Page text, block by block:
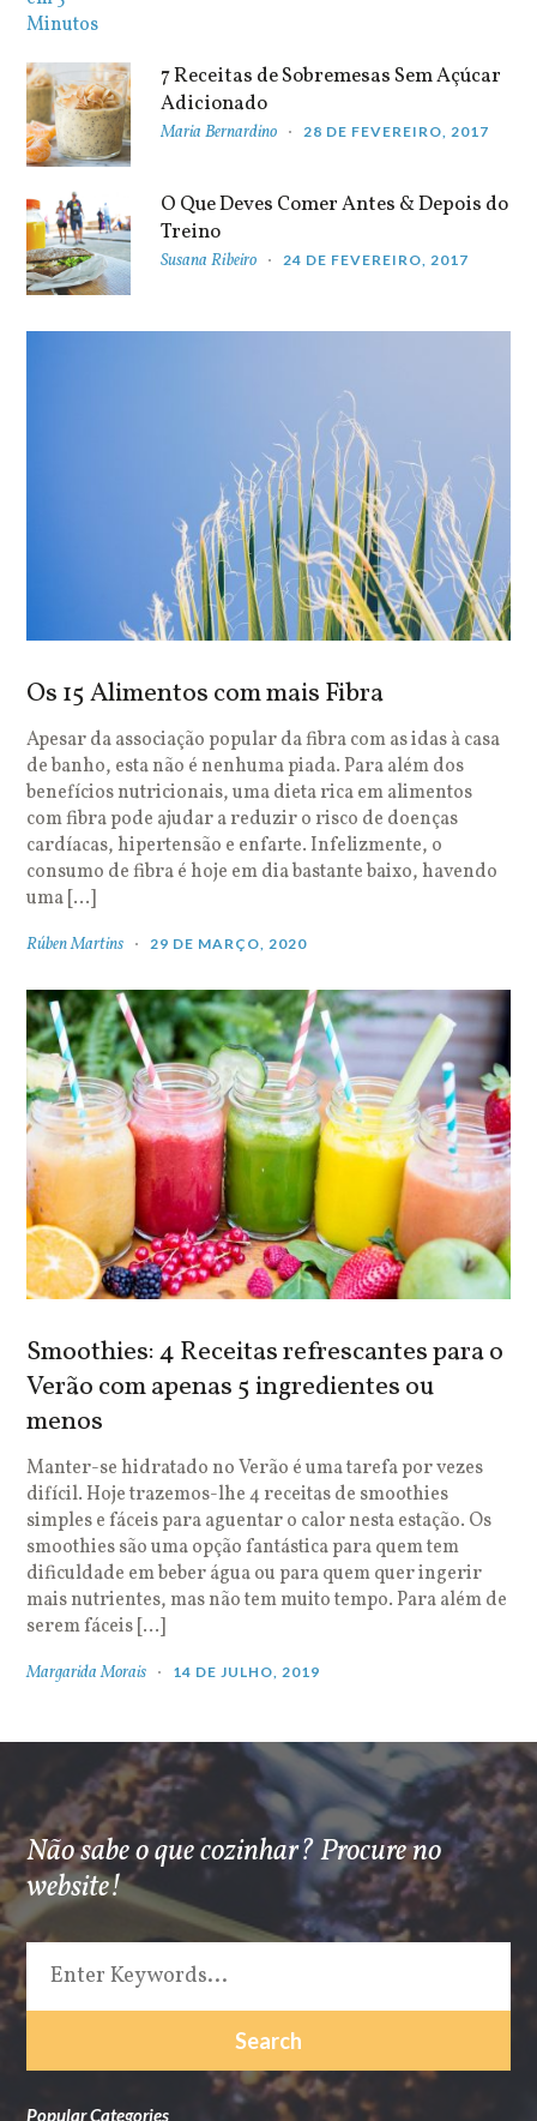
7 Receitas de Sobremesas Sem Açúcar
Adicionado
Maria Bernardino 28 DE FEVEREIRO, 2017
O Que Deves Comer Antes & Depois do
Treino
Susana Ribeiro 24 DE FEVEREIRO, 2017
Os 15 Alimentos com mais Fibra
Apesar da associação popular da fibra com as idas à casa
de banho, esta não é nenhuma piada. Para além dos
benefícios nutricionais, uma dieta rica em alimentos
com fibra pode ajudar a reduzir o risco de doenças
cardíacas, hipertensão e enfarte. Infelizmente, o
consumo de fibra é hoje em dia bastante baixo, havendo
uma […]
Rúben Martins 29 DE MARÇO, 2020
Smoothies: 4 Receitas refrescantes para o
Verão com apenas 5 ingredientes ou
menos
Manter-se hidratado no Verão é uma tarefa por vezes
difícil. Hoje trazemos-lhe 4 receitas de smoothies
simples e fáceis para aguentar o calor nesta estação. Os
smoothies são uma opção fantástica para quem tem
dificuldade em beber água ou para quem quer ingerir
mais nutrientes, mas não tem muito tempo. Para além de
serem fáceis […]
Margarida Morais 14 DE JULHO, 2019
Não sabe o que cozinhar? Procure no
website!
Popular Categories